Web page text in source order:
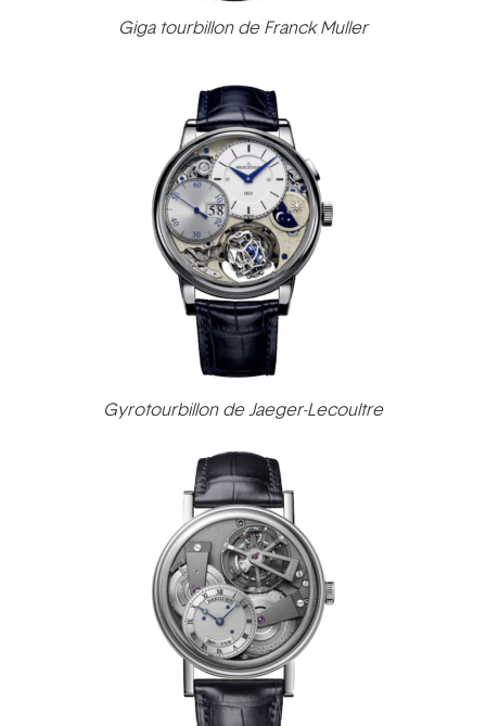
Giga tourbillon de Franck Muller
Gyrotourbillon de Jaeger-Lecoultre